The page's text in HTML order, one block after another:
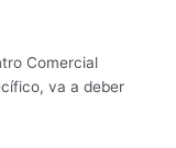
Comercial
va a deber